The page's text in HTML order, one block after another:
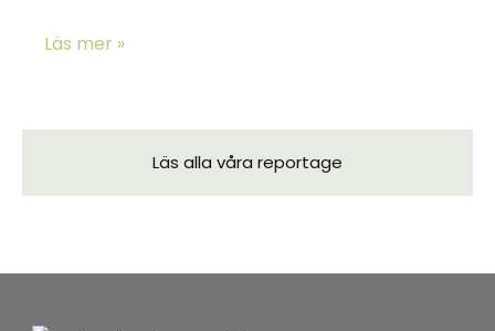
Läs mer »
Läs alla våra reportage